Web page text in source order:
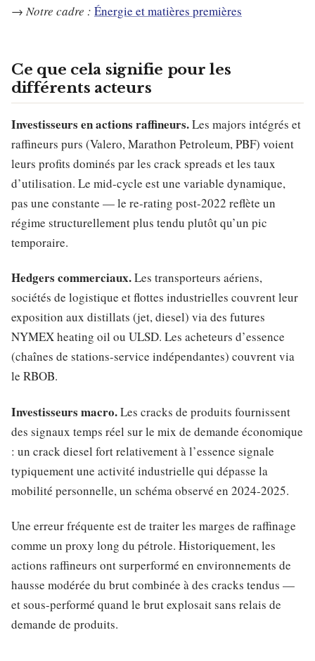
→ Notre cadre : Énergie et matières premières
Ce que cela signifie pour les
différents acteurs
Investisseurs en actions raffineurs.Les majors intégrés et
raffineurs purs (Valero, Marathon Petroleum, PBF) voient
leurs profits dominés par les crack spreads et les taux
d’utilisation. Le mid-cycle est une variable dynamique,
pas une constante — le re-rating post-2022 reflète un
régime structurellement plus tendu plutôt qu’un pic
temporaire.
Hedgers commerciaux.Les transporteurs aériens,
sociétés de logistique et flottes industrielles couvrent leur
exposition aux distillats (jet, diesel) via des futures
NYMEX heating oil ou ULSD. Les acheteurs d’essence
(chaînes de stations-service indépendantes) couvrent via
le RBOB.
Investisseurs macro.Les cracks de produits fournissent
des signaux temps réel sur le mix de demande économique
: un crack diesel fort relativement à l’essence signale
typiquement une activité industrielle qui dépasse la
mobilité personnelle, un schéma observé en 2024-2025.
Une erreur fréquente est de traiter les marges de raffinage
comme un proxy long du pétrole. Historiquement, les
actions raffineurs ont surperformé en environnements de
hausse modérée du brut combinée à des cracks tendus —
et sous-performé quand le brut explosait sans relais de
demande de produits.